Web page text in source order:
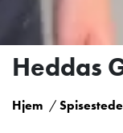
Heddas
Hjem